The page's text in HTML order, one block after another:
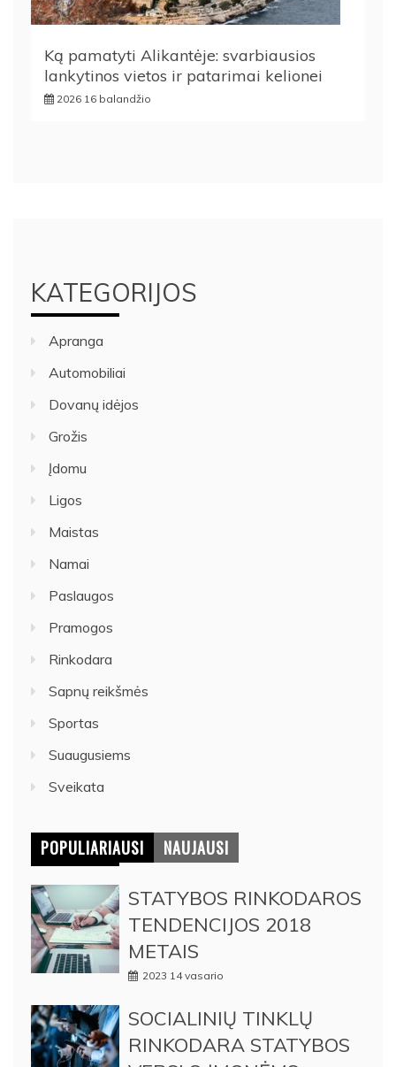
Ką pamatyti Alikantėje: svarbiausios
lankytinos vietos ir patarimai kelionei
2026 16 balandžio
KATEGORIJOS
Apranga
Automobiliai
Dovanų idėjos
Grožis
Įdomu
Ligos
Maistas
Namai
Paslaugos
Pramogos
Rinkodara
Sapnų reikšmės
Sportas
Suaugusiems
Sveikata
POPULIARIAUSI NAUJAUSI
STATYBOS RINKODAROS
TENDENCIJOS 2018
METAIS
2023 14 vasario
SOCIALINIŲ TINKLŲ
RINKODARA STATYBOS